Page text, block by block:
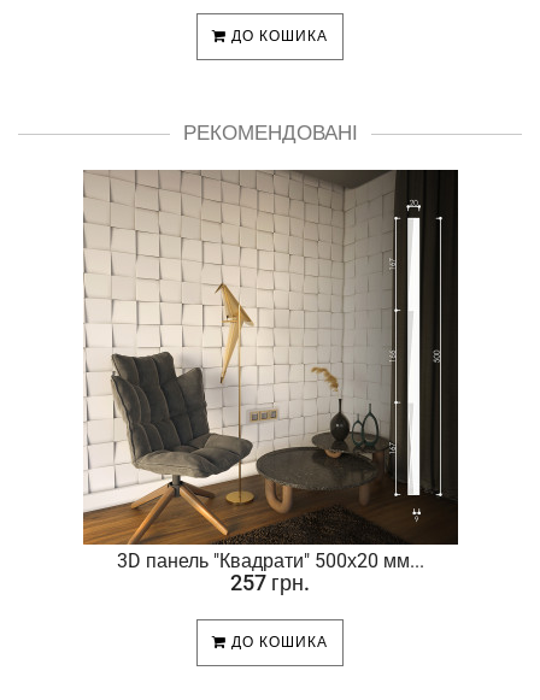
ДО КОШИКА
РЕКОМЕНДОВАНІ
3D панель "Квадрати" 500х20 мм...
257 грн.
ДО КОШИКА